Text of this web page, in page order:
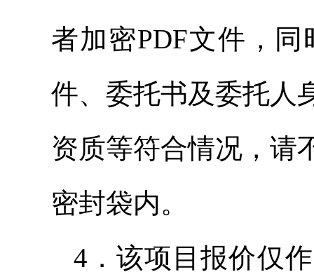
者加密PDF文件，
件、委托书及委托人
资质等符合情况，请
密封袋内。
4．该项目报价仅